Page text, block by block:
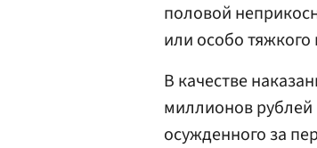
половой
или особо тяжкого
В качестве
миллионов рублей
осужденного за